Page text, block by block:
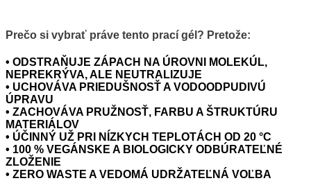
Prečo si vybrať práve tento prací gél? Pretože:
• ODSTRAŇUJE ZÁPACH NA ÚROVNI MOLEKÚL,
NEPREKRÝVA, ALE NEUTRALIZUJE
• UCHOVÁVA PRIEDUŠNOSŤ A VODOODPUDIVÚ
ÚPRAVU
• ZACHOVÁVA PRUŽNOSŤ, FARBU A ŠTRUKTÚRU
MATERIÁLOV
• ÚČINNÝ UŽ PRI NÍZKYCH TEPLOTÁCH OD 20 °C
• 100 % VEGÁNSKE A BIOLOGICKY ODBÚRATEĽNÉ
ZLOŽENIE
• ZERO WASTE A VEDOMÁ UDRŽATEĽNÁ VOĽBA